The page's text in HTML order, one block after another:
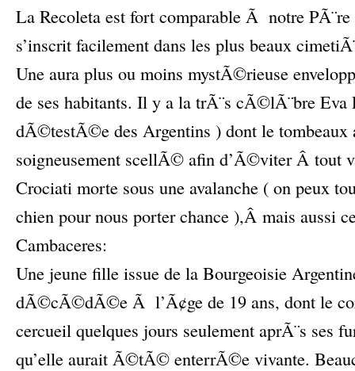
La Recoleta est fort comparable Ã notre
s’inscrit facilement dans les plus beaux
Une aura plus ou moins mystÃ©rieuse
de ses habitants. Il y a la trÃ¨s cÃ©lÃ¨bre
dÃ©testÃ©e des Argentins ) dont le
soigneusement scellÃ© afin d’Ã©viter Â tout
Crociati morte sous une avalanche ( on peux
chien pour nous porter chance ),Â mais aussi
Cambaceres:
Une jeune fille issue de la Bourgeoisie
dÃ©cÃ©dÃ©e Ã l’Ã¢ge de 19 ans, dont le
cercueil quelques jours seulement aprÃ¨s ses
qu’elle aurait Ã©tÃ© enterrÃ©e vivante.